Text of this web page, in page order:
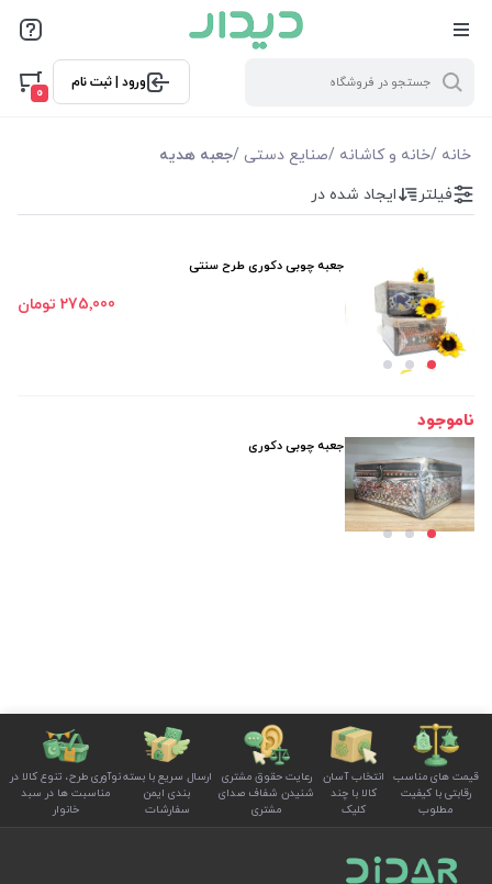
ورود | ثبت نام
0
خانه /خانه و کاشانه /صنایع دستی /جعبه هدیه
فیلتر بر اساس قیمت
فیلترها
موجودی
نمایش همه محصولات
فیلتر ایجاد شده در
جعبه چوبی دکوری طرح سنتی
275٬000 تومان
ناموجود
جعبه چوبی دکوری
قیمت های مناسب
رقابتی با کیفیت
مطلوب
انتخاب آسان
کالا با چند
کلیک
رعایت حقوق مشتری
شنیدن شفاف صدای
مشتری
ارسال سریع با بسته
بندی ایمن
سفارشات
نوآوری طرح، تنوع کالا در
مناسبت ها در سبد
خانوار